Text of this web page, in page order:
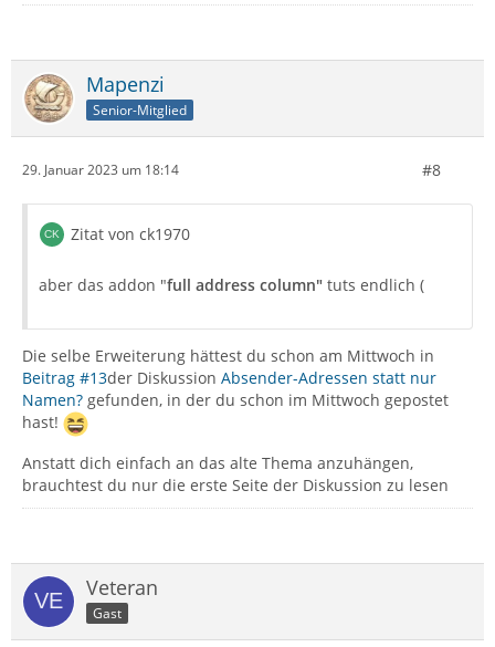
Mapenzi
Senior-Mitglied
29. Januar 2023 um 18:14 #8
Zitat von ck1970
aber das addon "full address column" tuts endlich (
Die selbe Erweiterung hättest du schon am Mittwoch in
Beitrag #13der Diskussion Absender-Adressen statt nur
Namen? gefunden, in der du schon im Mittwoch gepostet
hast!
Anstatt dich einfach an das alte Thema anzuhängen,
brauchtest du nur die erste Seite der Diskussion zu lesen
Veteran
Gast